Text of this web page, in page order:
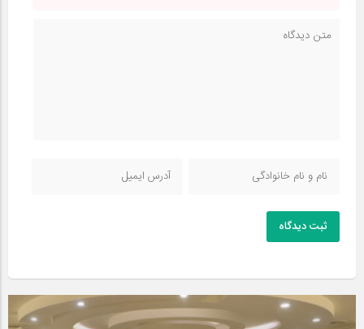
ثبت دیدگاه